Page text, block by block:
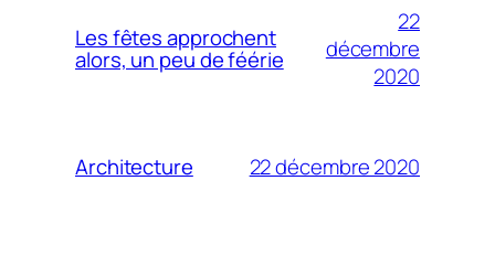
Les fêtes approchent
alors, un peu de féérie
22
décembre
2020
Architecture 22 décembre 2020